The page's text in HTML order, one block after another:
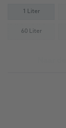
1 Liter
60 Liter
(Not available)